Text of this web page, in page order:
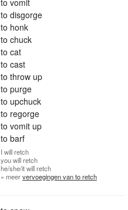
to disgorge
to honk
to chuck
to cat
to cast
to throw up
to purge
to upchuck
to regorge
to vomit up
to barf
I will retch
youwill retch
he/she/itwill retch
» meervervoegingen van to retch